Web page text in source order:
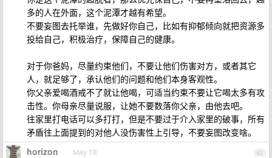
多的人在外面，这个泥潭才越有希望。
不要妄图去托举谁，先做好你自己，比如有抑郁倾向就把资源多
投给自己，积极治疗，保障自己的健康。
对于你爸妈，尽量约束他们，不要让他们伤害对方，或者其它
人，就足够了，承认他们的问题和他们本身客观性。
你父亲爱喝酒戒不了就让他喝，可适当约束不要让它喝太多有攻
击性。你母亲尽量说服，让她不要数落你父亲，由他去吧。
往家里打电话可以多打打，但是不要过于介入家里的破事，所有
矛盾往上面提到的对他人没伤害性上引导，不要妄图改变啥。
62
horizon May 18